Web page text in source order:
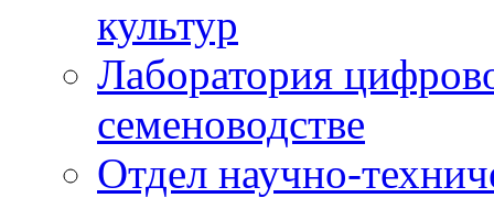
культур
Лаборатория
семеноводстве
Отдел научно-